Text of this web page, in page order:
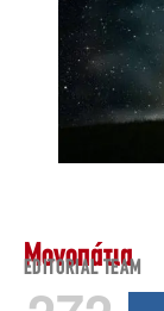
Μονοπάτια
EDITORIAL TEAM